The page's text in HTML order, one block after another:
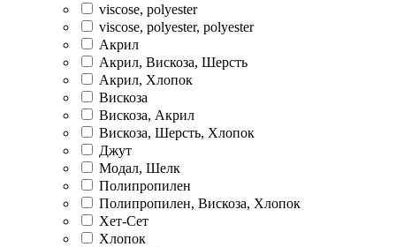
viscose, polyester
viscose, polyester, polyester
Акрил
Акрил, Вискоза, Шерсть
Акрил, Хлопок
Вискоза
Вискоза, Акрил
Вискоза, Шерсть, Хлопок
Джут
Модал, Шелк
Полипропилен
Полипропилен, Вискоза, Хлопок
Хет-Сет
Хлопок